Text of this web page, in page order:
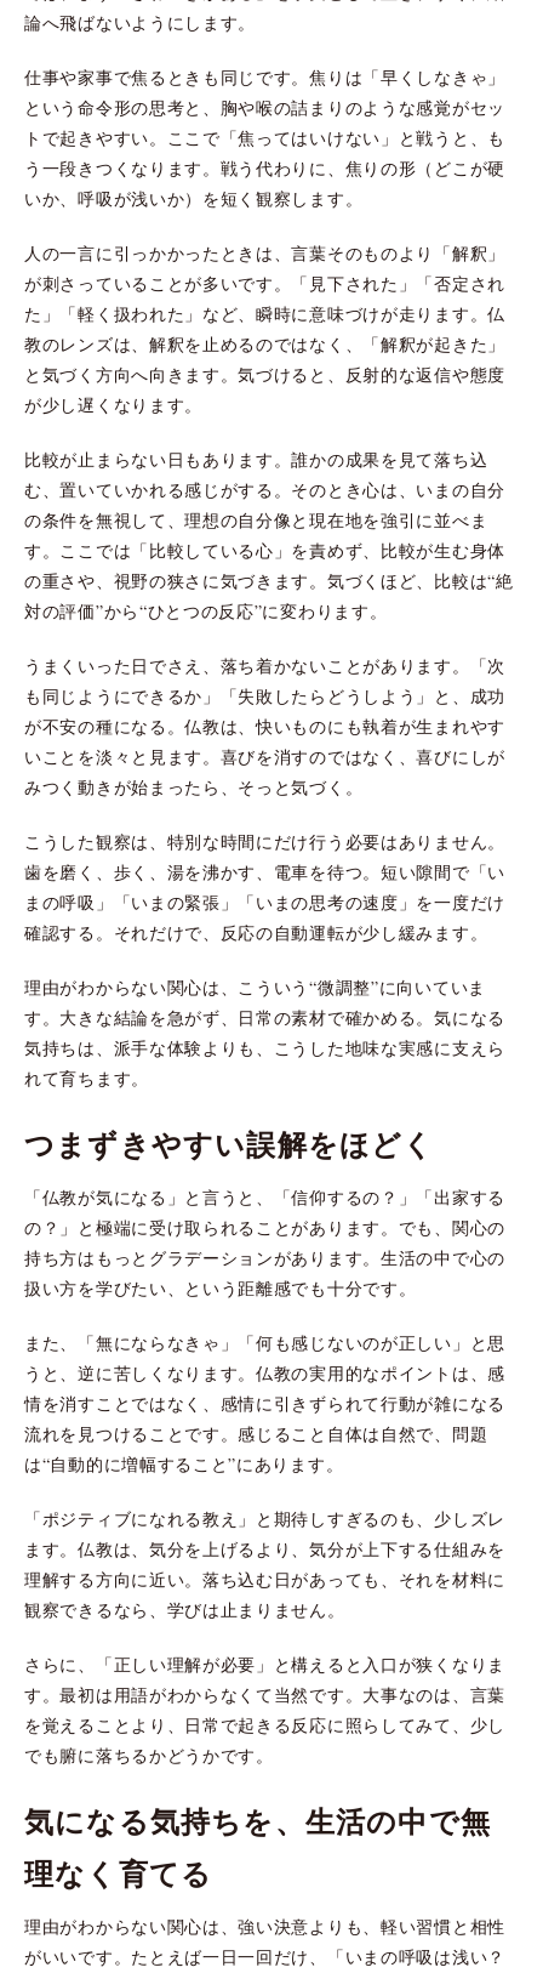
論へ飛ばないようにします。
仕事や家事で焦るときも同じです。焦りは「早くしなきゃ」
という命令形の思考と、胸や喉の詰まりのような感覚がセッ
トで起きやすい。ここで「焦ってはいけない」と戦うと、も
う一段きつくなります。戦う代わりに、焦りの形（どこが硬
いか、呼吸が浅いか）を短く観察します。
人の一言に引っかかったときは、言葉そのものより「解釈」
が刺さっていることが多いです。「見下された」「否定され
た」「軽く扱われた」など、瞬時に意味づけが走ります。仏
教のレンズは、解釈を止めるのではなく、「解釈が起きた」
と気づく方向へ向きます。気づけると、反射的な返信や態度
が少し遅くなります。
比較が止まらない日もあります。誰かの成果を見て落ち込
む、置いていかれる感じがする。そのとき心は、いまの自分
の条件を無視して、理想の自分像と現在地を強引に並べま
す。ここでは「比較している心」を責めず、比較が生む身体
の重さや、視野の狭さに気づきます。気づくほど、比較は“絶
対の評価”から“ひとつの反応”に変わります。
うまくいった日でさえ、落ち着かないことがあります。「次
も同じようにできるか」「失敗したらどうしよう」と、成功
が不安の種になる。仏教は、快いものにも執着が生まれやす
いことを淡々と見ます。喜びを消すのではなく、喜びにしが
みつく動きが始まったら、そっと気づく。
こうした観察は、特別な時間にだけ行う必要はありません。
歯を磨く、歩く、湯を沸かす、電車を待つ。短い隙間で「い
まの呼吸」「いまの緊張」「いまの思考の速度」を一度だけ
確認する。それだけで、反応の自動運転が少し緩みます。
理由がわからない関心は、こういう“微調整”に向いていま
す。大きな結論を急がず、日常の素材で確かめる。気になる
気持ちは、派手な体験よりも、こうした地味な実感に支えら
れて育ちます。
つまずきやすい誤解をほどく
「仏教が気になる」と言うと、「信仰するの？」「出家する
の？」と極端に受け取られることがあります。でも、関心の
持ち方はもっとグラデーションがあります。生活の中で心の
扱い方を学びたい、という距離感でも十分です。
また、「無にならなきゃ」「何も感じないのが正しい」と思
うと、逆に苦しくなります。仏教の実用的なポイントは、感
情を消すことではなく、感情に引きずられて行動が雑になる
流れを見つけることです。感じること自体は自然で、問題
は“自動的に増幅すること”にあります。
「ポジティブになれる教え」と期待しすぎるのも、少しズレ
ます。仏教は、気分を上げるより、気分が上下する仕組みを
理解する方向に近い。落ち込む日があっても、それを材料に
観察できるなら、学びは止まりません。
さらに、「正しい理解が必要」と構えると入口が狭くなりま
す。最初は用語がわからなくて当然です。大事なのは、言葉
を覚えることより、日常で起きる反応に照らしてみて、少し
でも腑に落ちるかどうかです。
気になる気持ちを、生活の中で無
理なく育てる
理由がわからない関心は、強い決意よりも、軽い習慣と相性
がいいです。たとえば一日一回だけ、「いまの呼吸は浅い？